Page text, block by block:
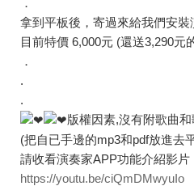
．
拿到平板後，寄過來給我們安裝
目前特價 6,000元 (還送3,290元
．
.
.
版權因素,沒有附歌曲
(把自已手邊的mp3和pdf放進去
請收看演奏家APP功能介紹影片
https://youtu.be/ciQmDMwyuIo